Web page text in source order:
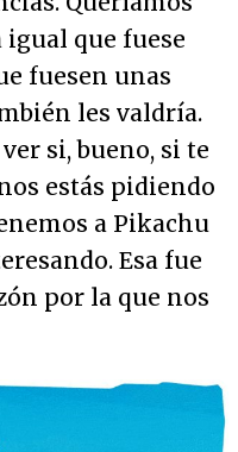
igual que fuese
fuesen unas
les valdría.
si, bueno, si te
estás pidiendo
a Pikachu
Esa fue
por la que nos